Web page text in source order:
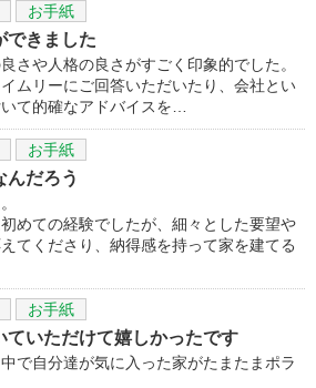
お手紙
できました
さや人格の良さがすごく印象的でした。
ムリーにご回答いただいたり、会社とい
て的確なアドバイスを…
お手紙
んだろう
めての経験でしたが、細々とした要望や
てくださり、納得感を持って家を建てる
お手紙
ていただけて嬉しかったです
で自分達が気に入った家がたまたまポラ